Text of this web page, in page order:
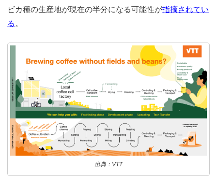
ビカ種の生産地が現在の半分になる可能性が指摘されてい
る 。
出典：VTT